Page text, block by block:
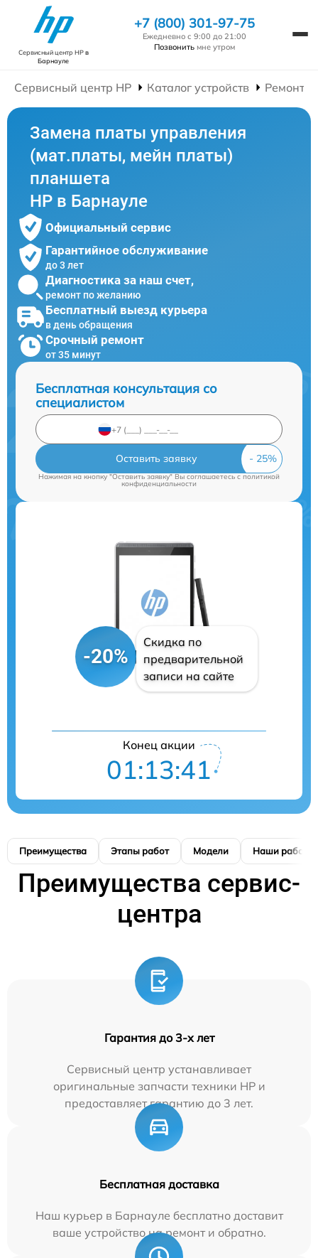
Сервисный центр HPв
Барнауле
+7 (800) 301-97-75
Ежедневно с 9:00 до 21:00
Позвонить мне утром
Сервисный центр HP Каталог устройств Ремонт
Замена платы управления
(мат.платы, мейн платы)
планшета
HP в Барнауле
Официальный сервис
Гарантийное обслуживание
до 3 лет
Диагностика за наш счет,
ремонт по желанию
Бесплатный выезд курьера
в день обращения
Срочный ремонт
от 35 минут
Бесплатная консультация со
специалистом
Оставить заявку
Нажимая на кнопку "Оставить заявку" Вы соглашаетесь cполитикой
конфиденциальности
-20%
Скидка по
предварительной
записи на сайте
Конец акции
01:13:41
Преимущества Этапы работ Модели Наши работы
Преимущества сервис-
центра
Гарантия до 3-х лет
Сервисный центр устанавливает
оригинальные запчасти техники HP и
предоставляет гарантию до 3 лет.
Бесплатная доставка
Наш курьер в Барнауле бесплатно доставит
ваше устройство на ремонт и обратно.